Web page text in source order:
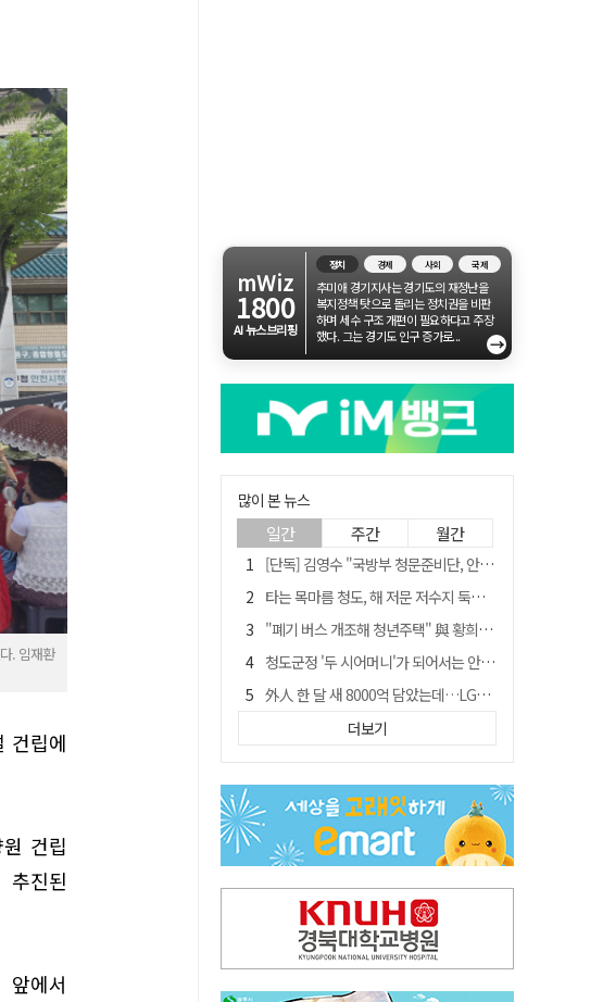
. 임재환
건립에
건립
진된
에서
mWiz
1800
AI 뉴스브리핑
정치 경제 사회 국제
추미애 경기지사는 경기도의 재정난을
복지정책 탓으로 돌리는 정치권을 비판
하며 세수 구조 개편이 필요하다고 주장
했다. 그는 경기도 인구 증가로...
→
많이 본 뉴스
일간 주간 월간
[단독] 김영수 "국방부 청문준비단, 안규백 탈영 알고있었다"
타는 목마름 청도, 해 저문 저수지 둑에 군수가 서 있었다
"폐기 버스 개조해 청년주택" 與 황희…'딸 학비는 年 4200만원'
청도군정 '두 시어머니'가 되어서는 안된다
外人 한 달 새 8000억 담았는데…LG이노텍 목표주가는 왜 엇갈릴까
임시휴업 들어갔던 홈플러스 영주점, 7일 영업 재개…지하 1층만 운영
SK하이닉스, 주당 375원 분기 배당 공시…"3분기 중 주주환원 방안 확정"
이의준 전 경북도 새마을봉사과장, 제28대 울릉군 부군수 취임
"상법개정해도 주주가 '봉'"…하이닉스 솔리다임 상장설에 술렁[개미와글와글]
더보기